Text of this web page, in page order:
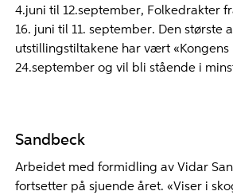
4.juni til 12.september, Folkedrakter
16. juni til 11. september. Den største
utstillingstiltakene har vært «Kongens
24.september og vil bli stående i
Sandbeck
Arbeidet med formidling av Vidar
fortsetter på sjuende året. «Viser i